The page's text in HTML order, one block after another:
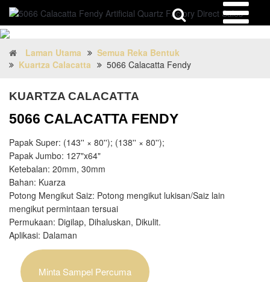
Laman Utama
Semua Reka Bentuk
Kuartza Calacatta
5066 Calacatta Fendy
KUARTZA CALACATTA
5066 CALACATTA FENDY
Papak Super: (143'' × 80''); (138'' × 80'');
Papak Jumbo: 127"x64"
Ketebalan: 20mm, 30mm
Bahan: Kuarza
Potong Mengikut Saiz: Potong mengikut lukisan/Saiz lain
mengikut permintaan tersuai
Permukaan: Digilap, Dihaluskan, Dikulit.
Aplikasi: Dalaman
Minta Sampel Percuma